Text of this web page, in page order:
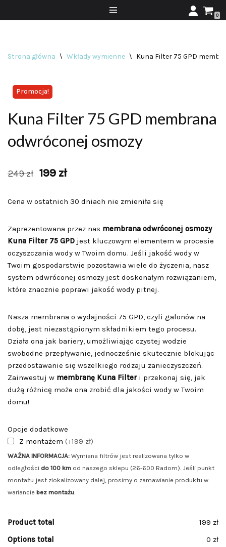
0
Strona główna \ Wkłady wymienne \ Kuna Filter 75 GPD
Promocja!
Kuna Filter 75 GPD membrana
odwróconej osmozy
249zł 199 zł
Cena w ostatnich 30 dniach nie zmieniła się
Zaprezentowana przez nas membrana odwróconej osmozy
Kuna Filter 75 GPD jest kluczowym elementem w procesie
oczyszczania wody w Twoim domu. Jeśli jakość wody w
Twoim gospodarstwie pozostawia wiele do życzenia, nasz
system odwróconej osmozy jest doskonałym rozwiązaniem,
które znacznie poprawi jakość wody pitnej.
Nasza membrana o wydajności 75 GPD, czyli galonów na
dobę, jest niezastąpionym składnikiem tego procesu.
Działa ona jak bariery, umożliwiając czystej wodzie
swobodne przepływanie, jednocześnie skutecznie blokując
przedostawanie się wszelkiego rodzaju zanieczyszczeń.
Zainwestuj w membranę Kuna Filteri przekonaj się, jak
dużą różnicę może ona zrobić dla jakości wody w Twoim
domu!
Opcje dodatkowe
Z montażem (+199 zł)
WAŻNA INFORMACJA: Wymiana filtrów jest realizowana tylko w
odległości do 100 km od naszego sklepu (26-600 Radom). Jeśli punkt
montażu jest zlokalizowany dalej, prosimy o zamawianie produktu w
wariancie bez montażu.
Product total
199 zł
Options total
0 zł